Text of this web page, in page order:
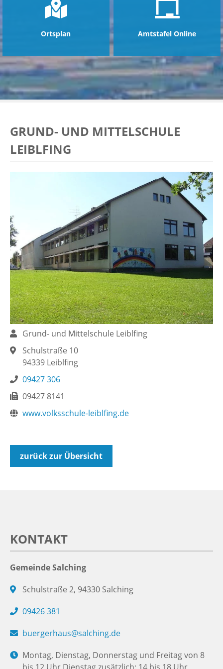
Ortsplan Amtstafel Online
GRUND- UND MITTELSCHULE
LEIBLFING
Grund- und Mittelschule Leiblfing
Schulstraße 10
94339 Leiblfing
09427 306
09427 8141
www.volksschule-leiblfing.de
zurück zur Übersicht
KONTAKT
Gemeinde Salching
Schulstraße 2, 94330 Salching
09426 381
buergerhaus@salching.de
Montag, Dienstag, Donnerstag und Freitag von 8